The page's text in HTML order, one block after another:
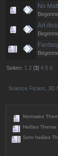
No
Art-
Seiten: 1 2 [3]4 5 6
Science Fiction, 3D
Normales
Heißes Thema
Sehr heißes